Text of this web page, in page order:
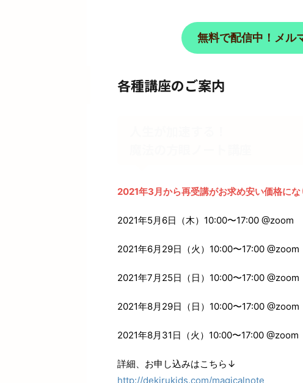
無料で配信中！メル
各種講座のご案内
2021年3月から再受講がお求め安い価格にな
2021年5月6日（木）10:00〜17:00 @zoom
2021年6月29日（火）10:00〜17:00 @zoom
2021年7月25日（日）10:00〜17:00 @zoom
2021年8月29日（日）10:00〜17:00 @zoom
2021年8月31日（火）10:00〜17:00 @zoom
詳細、お申し込みはこちら↓
http://dekirukids.com/magicalnote